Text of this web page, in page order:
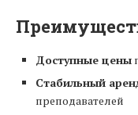
Доступные цены
Стабильный
преподавателей